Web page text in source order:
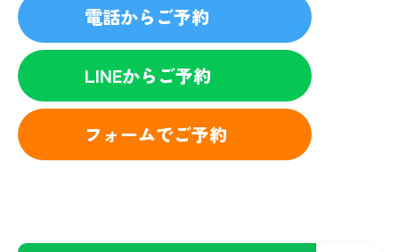
電話からご予約
LINEからご予約
フォームでご予約